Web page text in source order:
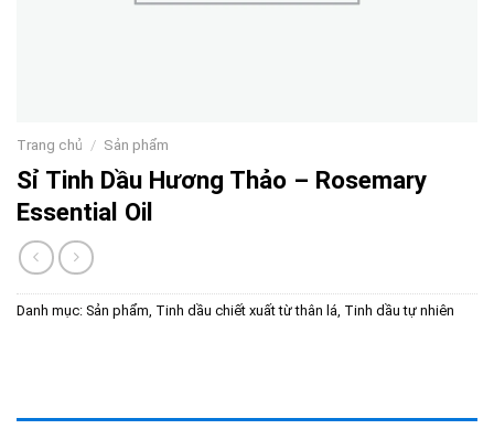
Trang chủ / Sản phẩm
Sỉ Tinh Dầu Hương Thảo – Rosemary
Essential Oil
Danh mục: Sản phẩm Tinh dầu chiết xuất từ thân lá Tinh dầu tự nhiên